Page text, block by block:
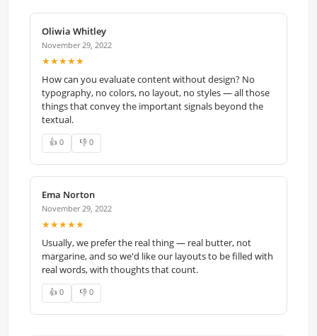
Oliwia Whitley
November 29, 2022
★★★★★
How can you evaluate content without design? No
typography, no colors, no layout, no styles — all those
things that convey the important signals beyond the
textual.
👍 0 👎 0
Ema Norton
November 29, 2022
★★★★★
Usually, we prefer the real thing — real butter, not
margarine, and so we'd like our layouts to be filled with
real words, with thoughts that count.
👍 0 👎 0